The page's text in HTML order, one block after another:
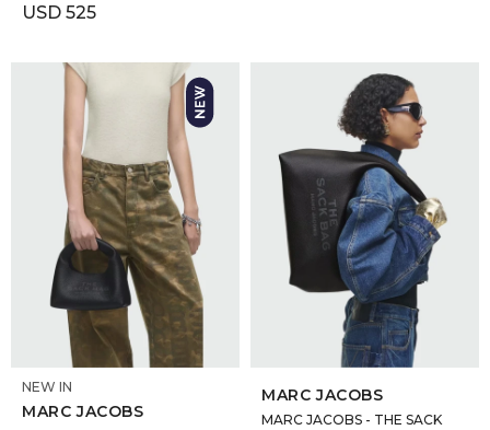
USD 525
SELECCIONAR TALLE
NEW IN
MARC JACOBS
SELECCIONAR TALLE
MARC JACOBS
MARC JACOBS - THE SACK